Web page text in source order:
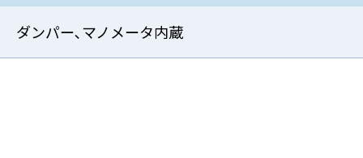
ダンパー､マノメータ内蔵